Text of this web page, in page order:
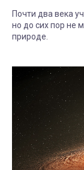
Почти два века
но до сих пор не
природе.